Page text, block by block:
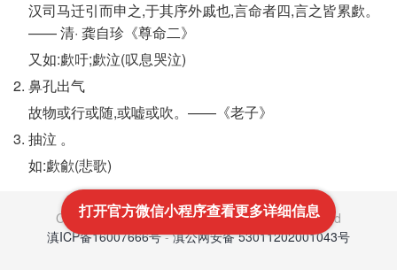
汉司马迁引而申之,于其序外戚也,言命者四,言之皆累歔。
—— 清· 龚自珍《尊命二》
又如:歔吁;歔泣(叹息哭泣)
鼻孔出气
故物或行或随,或嘘或吹。——《老子》
抽泣 。
如:歔歈(悲歌)
Copyright © 2021-2022文笔网All Rights Reserved
滇ICP备16007666号-滇公网安备 53011202001043号
打开官方微信小程序查看更多详细信息